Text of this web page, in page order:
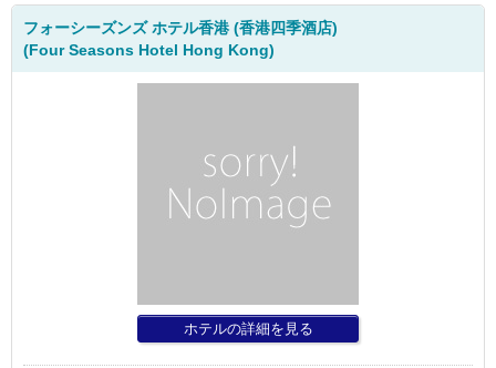
フォーシーズンズ ホテル香港 (香港四季酒店)
(Four Seasons Hotel Hong Kong)
ホテルの詳細を見る